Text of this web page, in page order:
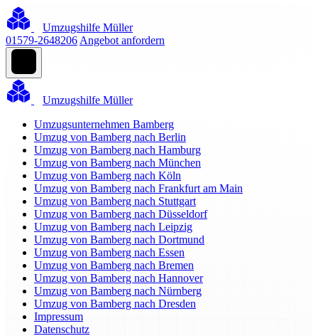
Umzugshilfe Müller
01579-2648206 Angebot anfordern
Umzugshilfe Müller
Umzugsunternehmen Bamberg
Umzug von Bamberg nach Berlin
Umzug von Bamberg nach Hamburg
Umzug von Bamberg nach München
Umzug von Bamberg nach Köln
Umzug von Bamberg nach Frankfurt am Main
Umzug von Bamberg nach Stuttgart
Umzug von Bamberg nach Düsseldorf
Umzug von Bamberg nach Leipzig
Umzug von Bamberg nach Dortmund
Umzug von Bamberg nach Essen
Umzug von Bamberg nach Bremen
Umzug von Bamberg nach Hannover
Umzug von Bamberg nach Nürnberg
Umzug von Bamberg nach Dresden
Impressum
Datenschutz